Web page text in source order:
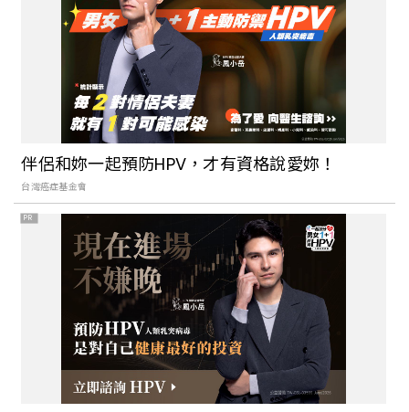
2023年確定復辦！澳洲雪梨一年一度的室
外燈光節「Vivid Sydney 繽紛雪梨」要回
來了
前往威廉王子與凱特王妃的蜜月勝地：造
訪印度洋「天堂之島」， Club Med
Seychelles 將島嶼美景盡收眼底！
【世界旅宿搜查】最幸福的國度：不丹安
縵喀拉，用五處小屋探索幸福王國的五種
風情
離正常生活不遠了！邊境解封0+7 停看
聽，一次看懂指揮中心宣布的注意事項，
最晚這天開放國境
伴侶和妳一起預防HPV，才有資格說愛妳！
台灣癌症基金會
PR